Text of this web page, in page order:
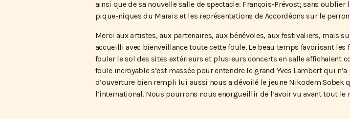
ainsi que de sa nouvelle salle de spectacle: François-Prévost; sans
pique-niques du Marais et les représentations de Accordéons sur le
Merci aux artistes, aux partenaires, aux bénévoles, aux festivaliers, mais
accueilli avec bienveillance toute cette foule. Le beau temps favorisant
fouler le sol des sites extérieurs et plusieurs concerts en salle affichaient
foule incroyable s’est massée pour entendre le grand Yves Lambert qui
d’ouverture bien rempli lui aussi nous a dévoilé le jeune Nikodem Sobek
l’international. Nous pourrons nous enorgueillir de l’avoir vu avant tout le